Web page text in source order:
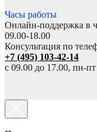
Часы работы
Онлайн-поддержка в
09.00-18.00
Консультация по
+7 (495) 103-42-14
с 09.00 до 17.00, пн-пт